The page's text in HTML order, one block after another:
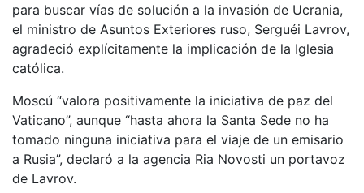
para buscar vías de solución a la invasión de Ucrania,
el ministro de Asuntos Exteriores ruso, Serguéi Lavrov,
agradeció explícitamente la implicación de la Iglesia
católica.
Moscú “valora positivamente la iniciativa de paz del
Vaticano”, aunque “hasta ahora la Santa Sede no ha
tomado ninguna iniciativa para el viaje de un emisario
a Rusia”, declaró a la agencia Ria Novosti un portavoz
de Lavrov.